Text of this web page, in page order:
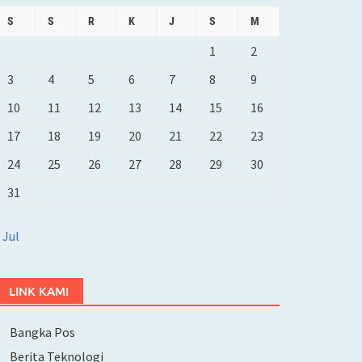
S S R K J S M
1
2
3
4 5 6 7 8
9
10
11 12 13 14 15
16
17
18 19 20 21 22
23
24
25 26 27 28 29
30
31
Jul
LINK KAMI
Bangka Pos
Berita Teknologi